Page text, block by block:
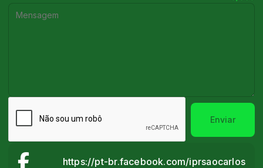
Enviar
https://pt-br.facebook.com/iprsaocarlos